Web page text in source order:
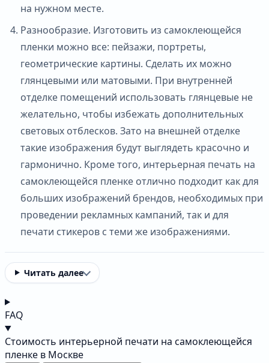
на нужном месте.
Разнообразие. Изготовить из самоклеющейся
пленки можно все: пейзажи, портреты,
геометрические картины. Сделать их можно
глянцевыми или матовыми. При внутренней
отделке помещений использовать глянцевые не
желательно, чтобы избежать дополнительных
световых отблесков. Зато на внешней отделке
такие изображения будут выглядеть красочно и
гармонично. Кроме того, интерьерная печать на
самоклеющейся пленке отлично подходит как для
больших изображений брендов, необходимых при
проведении рекламных кампаний, так и для
печати стикеров с теми же изображениями.
Читать далее
FAQ
Стоимость интерьерной печати на самоклеющейся
пленке в Москве